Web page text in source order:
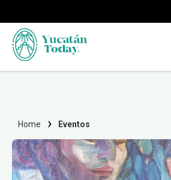
Home Eventos